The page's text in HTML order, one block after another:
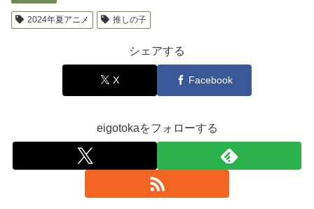
2024年夏アニメ 推しの子
シェアする
X Facebook
eigotokaをフォローする